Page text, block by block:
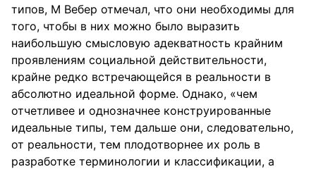
типов, М Вебер отмечал, что они необходимы для
того, чтобы в них можно было выразить
наибольшую смысловую адекватность крайним
проявлениям социальной действительности,
крайне редко встречающейся в реальности в
абсолютно идеальной форме. Однако, «чем
отчетливее и однозначнее конструированные
идеальные типы, тем дальше они, следовательно,
от реальности, тем плодотворнее их роль в
разработке терминологии и классификации, а